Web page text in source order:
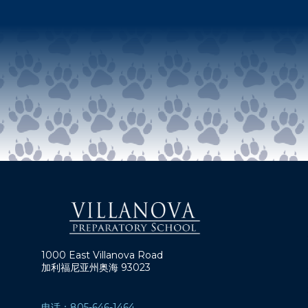
1000 East Villanova Road
加利福尼亚州奥海 93023